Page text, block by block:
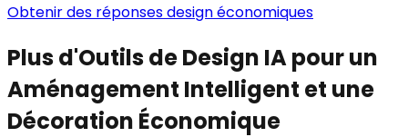
Obtenir des réponses design économiques
Plus d'Outils de Design IA pour un
Aménagement Intelligent et une
Décoration Économique